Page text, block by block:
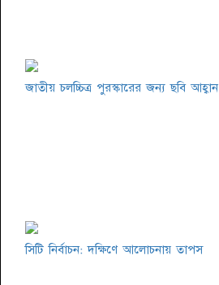
জাতীয় চলচ্চিত্র পুরস্কারের জন্য ছবি আহ্বান
সিটি নির্বাচন: দক্ষিণে আলোচনায় তাপস